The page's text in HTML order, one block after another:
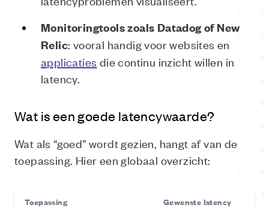
Monitoringtools zoals Datadog of New
Relic: vooral handig voor websites en
applicaties die continu inzicht willen in
latency.
Wat is een goede latencywaarde?
Wat als “goed” wordt gezien, hangt af van de
toepassing. Hier een globaal overzicht:
Toepassing Gewenste latency